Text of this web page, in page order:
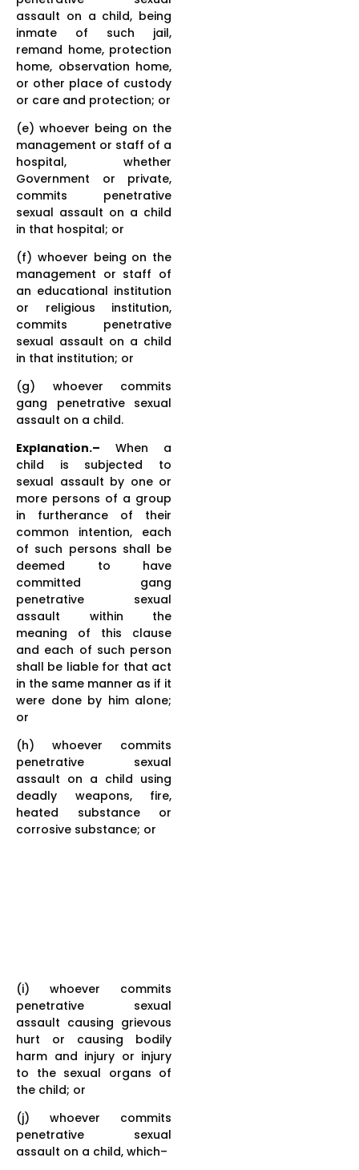
assault on a child, being
inmate of such jail,
remand home, protection
home, observation home,
or other place of custody
or care and protection; or
(e) whoever being on the
management or staff of a
hospital, whether
Government or private,
commits penetrative
sexual assault on a child
in that hospital; or
(f) whoever being on the
management or staff of
an educational institution
or religious institution,
commits penetrative
sexual assault on a child
in that institution; or
(g) whoever commits
gang penetrative sexual
assault on a child.
Explanation.– When a
child is subjected to
sexual assault by one or
more persons of a group
in furtherance of their
common intention, each
of such persons shall be
deemed to have
committed gang
penetrative sexual
assault within the
meaning of this clause
and each of such person
shall be liable for that act
in the same manner as if it
were done by him alone;
or
(h) whoever commits
penetrative sexual
assault on a child using
deadly weapons, fire,
heated substance or
corrosive substance; or
(i) whoever commits
penetrative sexual
assault causing grievous
hurt or causing bodily
harm and injury or injury
to the sexual organs of
the child; or
(j) whoever commits
penetrative sexual
assault on a child, which–